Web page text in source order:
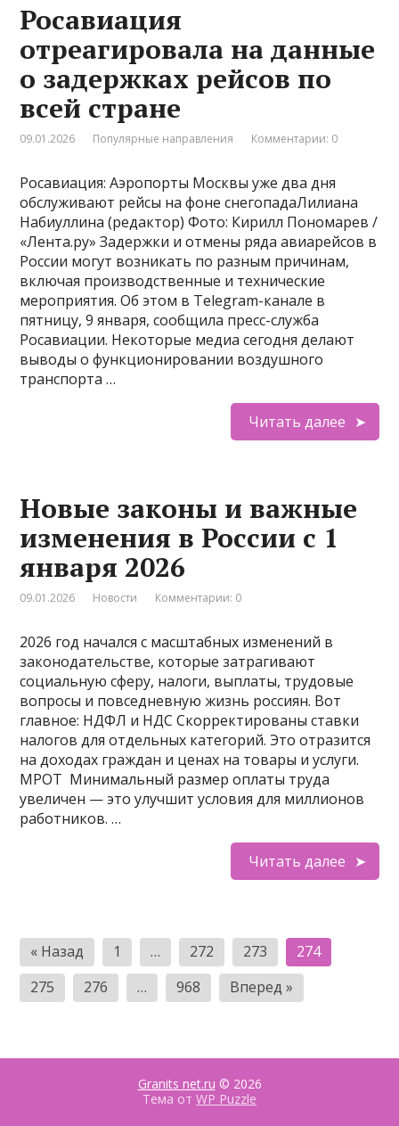
Росавиация
отреагировала на данные
о задержках рейсов по
всей стране
09.01.2026 Популярные направления Комментарии: 0
Росавиация: Аэропорты Москвы уже два дня
обслуживают рейсы на фоне снегопадаЛилиана
Набиуллина (редактор) Фото: Кирилл Пономарев /
«Лента.ру» Задержки и отмены ряда авиарейсов в
России могут возникать по разным причинам,
включая производственные и технические
мероприятия. Об этом в Telegram-канале в
пятницу, 9 января, сообщила пресс-служба
Росавиации. Некоторые медиа сегодня делают
выводы о функционировании воздушного
транспорта …
Читать далее
Новые законы и важные
изменения в России с 1
января 2026
09.01.2026 Новости Комментарии: 0
2026 год начался с масштабных изменений в
законодательстве, которые затрагивают
социальную сферу, налоги, выплаты, трудовые
вопросы и повседневную жизнь россиян. Вот
главное: НДФЛ и НДС Скорректированы ставки
налогов для отдельных категорий. Это отразится
на доходах граждан и ценах на товары и услуги.
МРОТ Минимальный размер оплаты труда
увеличен — это улучшит условия для миллионов
работников. …
Читать далее
Пагинация
записей
« Назад 1 … 272 273
274
275
276 … 968 Вперед »
Granits net.ru © 2026
Тема от WP Puzzle